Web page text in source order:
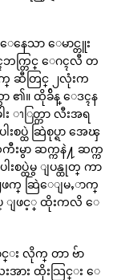
ေသာ ေမာင္တူး
ၚဘက္တြင္ ေဂၚလီ တ
ဆီတြင္ ၂လုံးက
၏။ ထိုခ်ိန္ ေဒၚန
ၫြတ္ကာ လီးအရ
ပ္ထဲ ဆြဲစုပ္ရာ အေၾ
းမွာ ဆက္ကနဲ႔ ဆက္က
စပ္ထဲမွ ျပန္ထုတ္ ကာ
၂ဖက္ ဆြဲေျမႇာက္
ပ္ ျဖင့္ ထိုးကလိ ေ
င္း လိုက္ တာ ဗ်ာ
လးအား ထိုးသြင္း ေ